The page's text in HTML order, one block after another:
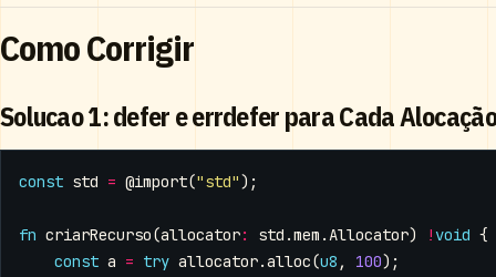
Como Corrigir
Solucao 1: defer e errdefer para Cada Alocação
const std = @import("std" );
fn criarRecurso(allocator: std .mem .Allocator) ! void {
const a = try allocator.alloc(u8 , 100);